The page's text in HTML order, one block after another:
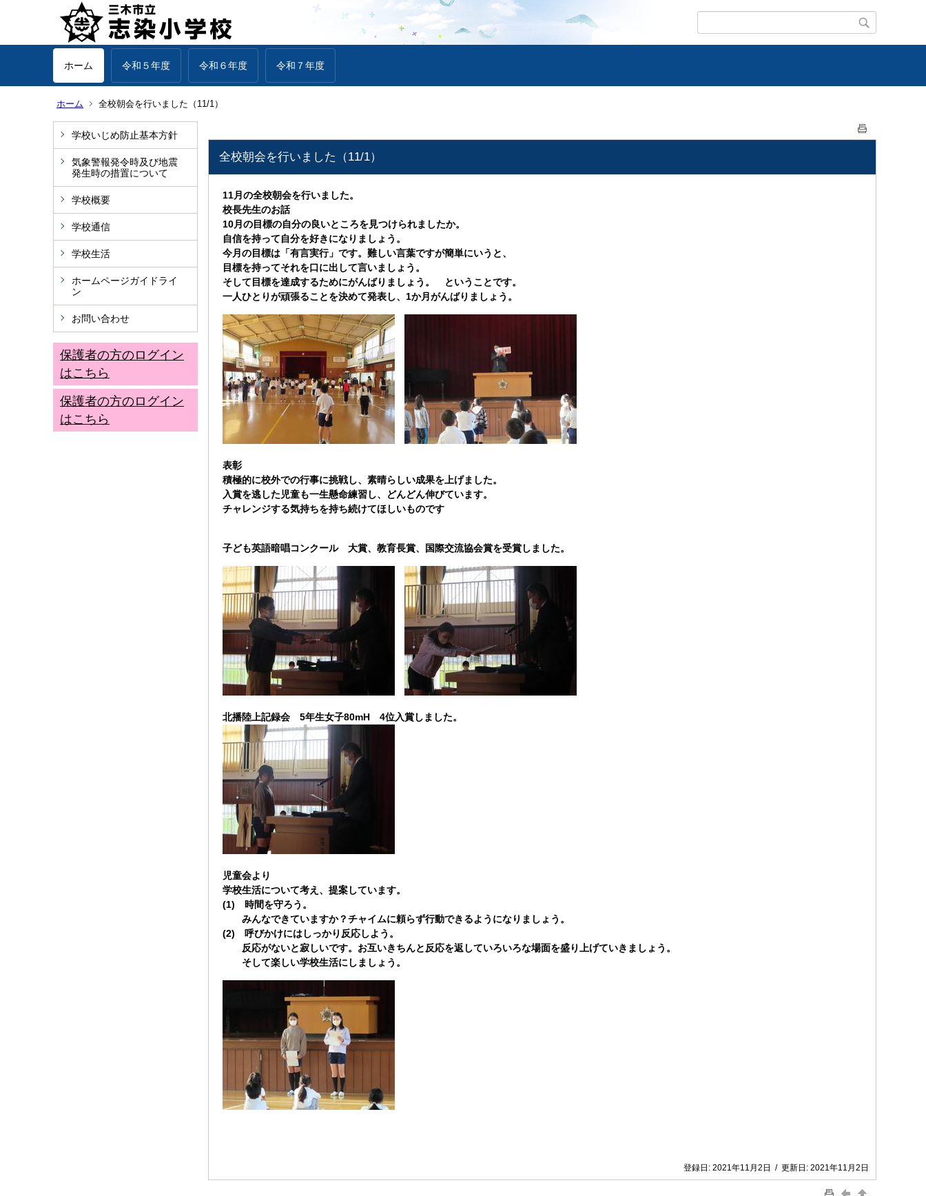
ホーム 令和５年度 令和６年度 令和７年度
ホーム 全校朝会を行いました（11/1）
学校いじめ防止基本方針
気象警報発令時及び地震
発生時の措置について
学校概要
学校通信
学校生活
ホームページガイドライ
ン
お問い合わせ
保護者の方のログイン
はこちら
保護者の方のログイン
はこちら
全校朝会を行いました（11/1）
11月の全校朝会を行いました。
校長先生のお話
10月の目標の自分の良いところを見つけられましたか。
自信を持って自分を好きになりましょう。
今月の目標は「有言実行」です。難しい言葉ですが簡単にいうと、
目標を持ってそれを口に出して言いましょう。
そして目標を達成するためにがんばりましょう。 ということです。
一人ひとりが頑張ることを決めて発表し、1か月がんばりましょう。
表彰
積極的に校外での行事に挑戦し、素晴らしい成果を上げました。
入賞を逃した児童も一生懸命練習し、どんどん伸びています。
チャレンジする気持ちを持ち続けてほしいものです
子ども英語暗唱コンクール 大賞、教育長賞、国際交流協会賞を受賞しました。
北播陸上記録会 5年生女子80mH 4位入賞しました。
児童会より
学校生活について考え、提案しています。
(1) 時間を守ろう。
みんなできていますか？チャイムに頼らず行動できるようになりましょう。
(2) 呼びかけにはしっかり反応しよう。
反応がないと寂しいです。お互いきちんと反応を返していろいろな場面を盛り上げていきましょう。
そして楽しい学校生活にしましょう。
登録日: 2021年11月2日 / 更新日: 2021年11月2日